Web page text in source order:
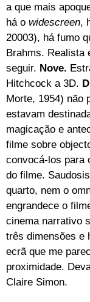
a que mais
há o widescreen,
20003), há fumo
Brahms. Realista
seguir. Nove.
Hitchcock a 3D.
Morte, 1954) não
estavam
magicação e
filme sobre
convocá-los para
do filme.
quarto, nem o
engrandece o
cinema narrativo
três dimensões e
ecrã que me
proximidade.
Claire Simon.